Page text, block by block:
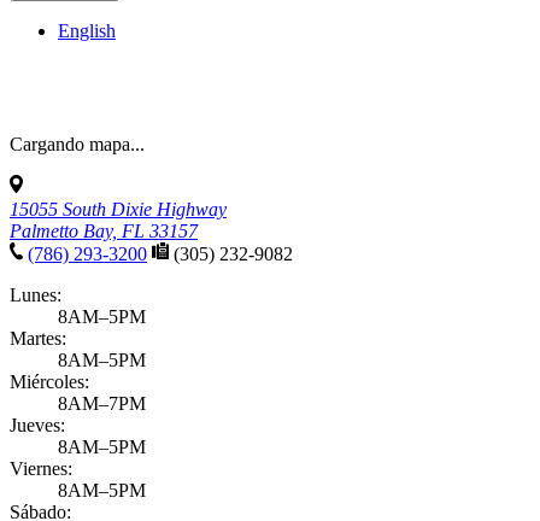
English
Cargando mapa...
15055 South Dixie Highway
Palmetto Bay, FL 33157
(786) 293-3200
(305) 232-9082
Lunes:
8AM–5PM
Martes:
8AM–5PM
Miércoles:
8AM–7PM
Jueves:
8AM–5PM
Viernes:
8AM–5PM
Sábado: